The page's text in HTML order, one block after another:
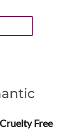
Cruelty Free